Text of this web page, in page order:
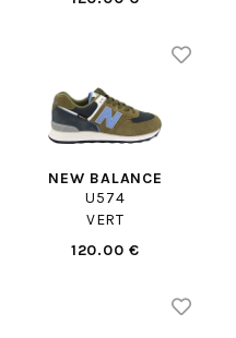
NEW BALANCE
U574
VERT
120.00 €